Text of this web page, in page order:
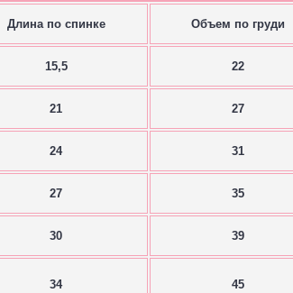
Длина по спинке Объем по груди
15,5 22
21 27
24 31
27 35
30 39
34 45